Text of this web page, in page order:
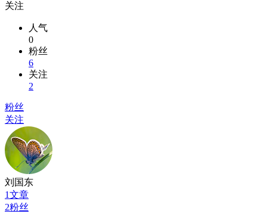
关注
人气
0
粉丝
6
关注
2
粉丝
关注
刘国东
1文章
2粉丝